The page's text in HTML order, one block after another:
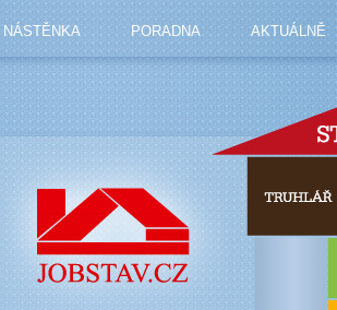
NÁSTĚNKA PORADNA AKTUÁLNĚ